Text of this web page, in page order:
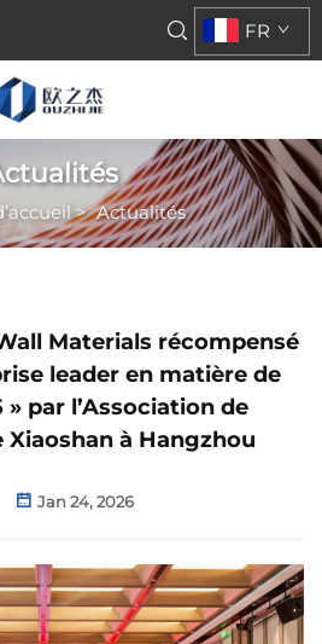
FR
>Actualités
Materials récompensé
leader en matière de
par l’Association de
à Hangzhou
Jan 24, 2026